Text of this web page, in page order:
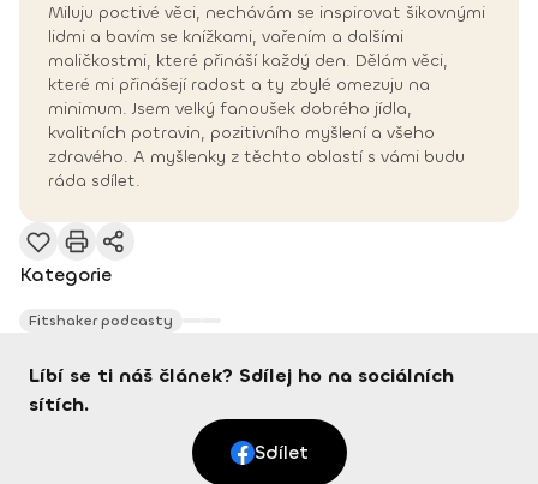
Miluju poctivé věci, nechávám se inspirovat šikovnými
lidmi a bavím se knížkami, vařením a dalšími
maličkostmi, které přináší každý den. Dělám věci,
které mi přinášejí radost a ty zbylé omezuju na
minimum. Jsem velký fanoušek dobrého jídla,
kvalitních potravin, pozitivního myšlení a všeho
zdravého. A myšlenky z těchto oblastí s vámi budu
ráda sdílet.
Kategorie
Fitshaker podcasty
Líbí se ti náš článek? Sdílej ho na sociálních
sítích.
Sdílet